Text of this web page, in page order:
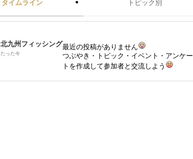
タイムライン トピック別
北九州フィッシング
たった今
最近の投稿がありません
つぶやき・トピック・イベント・アンケー
トを作成して参加者と交流しよう